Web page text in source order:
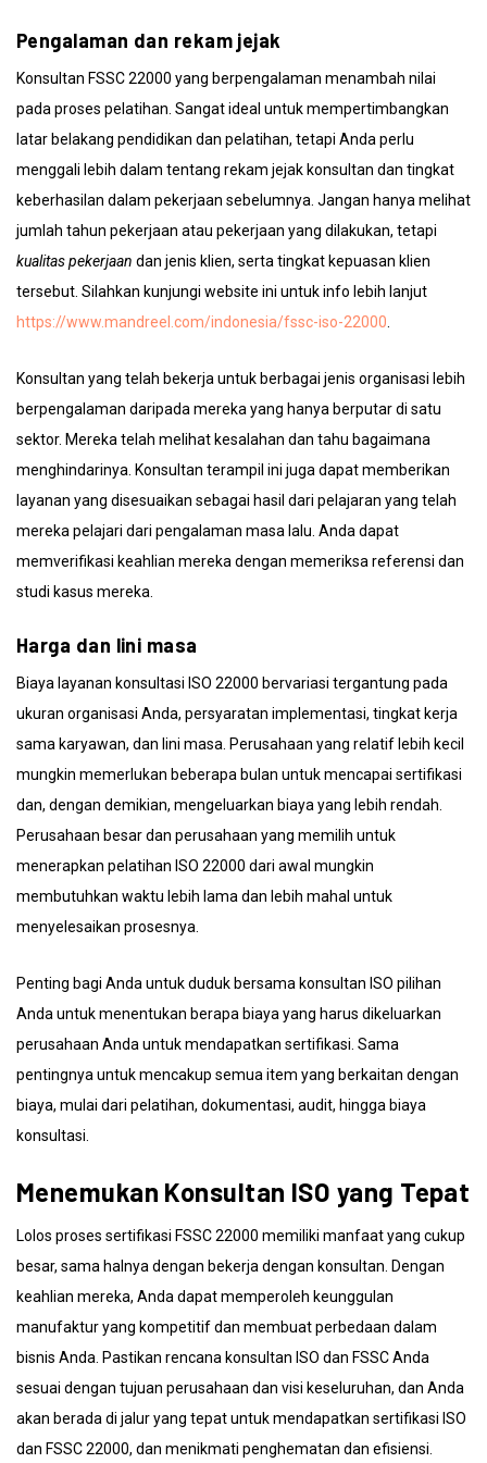
Pengalaman dan rekam jejak
Konsultan FSSC 22000 yang berpengalaman menambah nilai
pada proses pelatihan. Sangat ideal untuk mempertimbangkan
latar belakang pendidikan dan pelatihan, tetapi Anda perlu
menggali lebih dalam tentang rekam jejak konsultan dan tingkat
keberhasilan dalam pekerjaan sebelumnya. Jangan hanya melihat
jumlah tahun pekerjaan atau pekerjaan yang dilakukan, tetapi
kualitas pekerjaan dan jenis klien, serta tingkat kepuasan klien
tersebut. Silahkan kunjungi website ini untuk info lebih lanjut
https://www.mandreel.com/indonesia/fssc-iso-22000
Konsultan yang telah bekerja untuk berbagai jenis organisasi lebih
berpengalaman daripada mereka yang hanya berputar di satu
sektor. Mereka telah melihat kesalahan dan tahu bagaimana
menghindarinya. Konsultan terampil ini juga dapat memberikan
layanan yang disesuaikan sebagai hasil dari pelajaran yang telah
mereka pelajari dari pengalaman masa lalu. Anda dapat
memverifikasi keahlian mereka dengan memeriksa referensi dan
studi kasus mereka.
Harga dan lini masa
Biaya layanan konsultasi ISO 22000 bervariasi tergantung pada
ukuran organisasi Anda, persyaratan implementasi, tingkat kerja
sama karyawan, dan lini masa. Perusahaan yang relatif lebih kecil
mungkin memerlukan beberapa bulan untuk mencapai sertifikasi
dan, dengan demikian, mengeluarkan biaya yang lebih rendah.
Perusahaan besar dan perusahaan yang memilih untuk
menerapkan pelatihan ISO 22000 dari awal mungkin
membutuhkan waktu lebih lama dan lebih mahal untuk
menyelesaikan prosesnya.
Penting bagi Anda untuk duduk bersama konsultan ISO pilihan
Anda untuk menentukan berapa biaya yang harus dikeluarkan
perusahaan Anda untuk mendapatkan sertifikasi. Sama
pentingnya untuk mencakup semua item yang berkaitan dengan
biaya, mulai dari pelatihan, dokumentasi, audit, hingga biaya
konsultasi.
Menemukan Konsultan ISO yang Tepat
Lolos proses sertifikasi FSSC 22000 memiliki manfaat yang cukup
besar, sama halnya dengan bekerja dengan konsultan. Dengan
keahlian mereka, Anda dapat memperoleh keunggulan
manufaktur yang kompetitif dan membuat perbedaan dalam
bisnis Anda. Pastikan rencana konsultan ISO dan FSSC Anda
sesuai dengan tujuan perusahaan dan visi keseluruhan, dan Anda
akan berada di jalur yang tepat untuk mendapatkan sertifikasi ISO
dan FSSC 22000, dan menikmati penghematan dan efisiensi.